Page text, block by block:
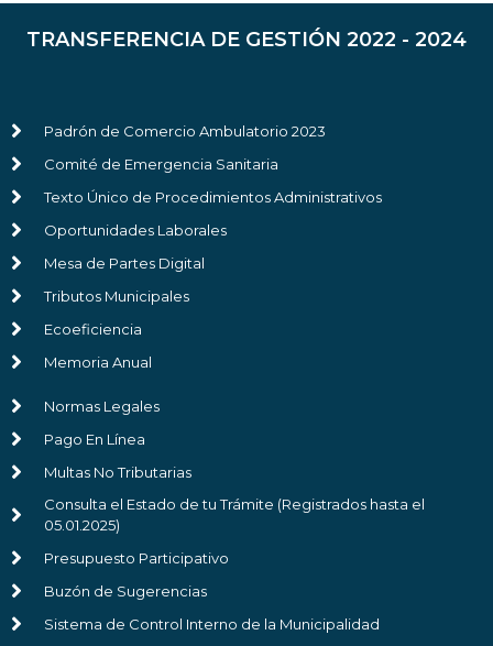
TRANSFERENCIA DE GESTIÓN 2022 - 2024
Padrón de Comercio Ambulatorio 2023
Comité de Emergencia Sanitaria
Texto Único de Procedimientos Administrativos
Oportunidades Laborales
Mesa de Partes Digital
Tributos Municipales
Ecoeficiencia
Memoria Anual
Normas Legales
Pago En Línea
Multas No Tributarias
Consulta el Estado de tu Trámite (Registrados hasta el
05.01.2025)
Presupuesto Participativo
Buzón de Sugerencias
Sistema de Control Interno de la Municipalidad